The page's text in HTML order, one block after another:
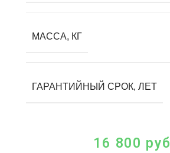
МАССА, КГ
ГАРАНТИЙНЫЙ СРОК, ЛЕТ
16 800 руб